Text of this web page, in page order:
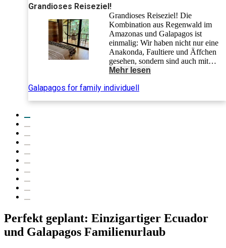
Grandioses Reiseziel!
Grandioses Reiseziel! Die
Kombination aus Regenwald im
Amazonas und Galapagos ist
einmalig: Wir haben nicht nur eine
Anakonda, Faultiere und Äffchen
gesehen, sondern sind auch mit
Adlerrochen, Riffhaien und Nemo
Blaufußtölpel, Pelikane, Leguane
Mehr lesen
Galapagos for family individuell
Perfekt geplant: Einzigartiger Ecuador
und Galapagos Familienurlaub